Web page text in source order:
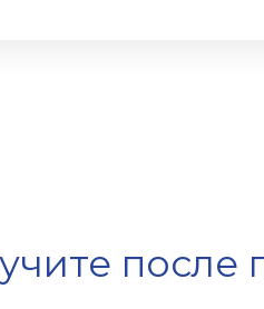
после